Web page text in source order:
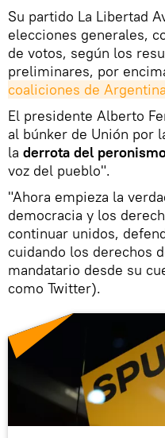
Su partido La Libertad
elecciones generales,
de votos, según los
preliminares, por
coaliciones de Argentina
El presidente Alberto
al búnker de Unión por
la derrota del
voz del pueblo".
"Ahora empieza la
democracia y los
continuar unidos,
cuidando los derechos
mandatario desde su
como Twitter).